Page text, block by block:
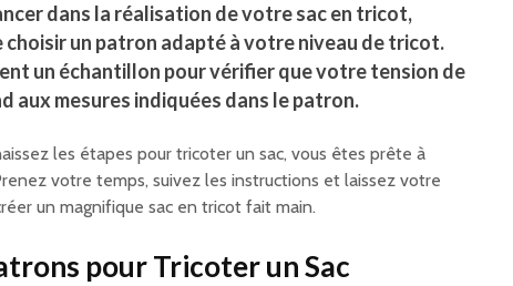
dans la réalisation de votre sac en tricot,
choisir un patron adapté à votre niveau de tricot.
un échantillon pour vérifier que votre tension de
aux mesures indiquées dans le patron.
les étapes pour tricoter un sac, vous êtes prête à
votre temps, suivez les instructions et laissez votre
un magnifique sac en tricot fait main.
pour Tricoter un Sac